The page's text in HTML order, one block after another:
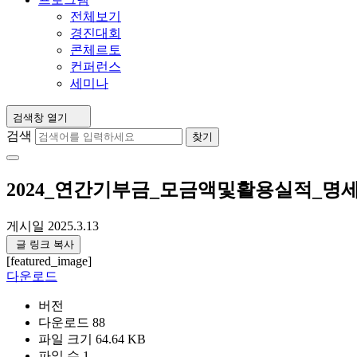
전체보기
경진대회
콘체르토
컨퍼런스
세미나
검색창 열기
검색 찾기
2024_연간기부금_모금액및활용실적_명
게시일 2025.3.13
글 링크 복사
[featured_image]
다운로드
버전
다운로드 88
파일 크기 64.64 KB